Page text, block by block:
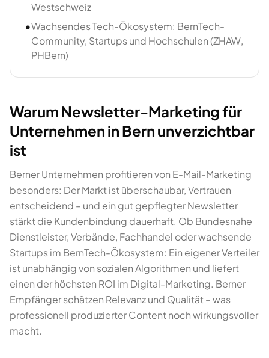
Westschweiz
•Wachsendes Tech-Ökosystem: BernTech-
Community, Startups und Hochschulen (ZHAW,
PHBern)
Warum Newsletter-Marketing für
Unternehmen in Bern unverzichtbar
ist
Berner Unternehmen profitieren von E-Mail-Marketing
besonders: Der Markt ist überschaubar, Vertrauen
entscheidend – und ein gut gepflegter Newsletter
stärkt die Kundenbindung dauerhaft. Ob Bundesnahe
Dienstleister, Verbände, Fachhandel oder wachsende
Startups im BernTech-Ökosystem: Ein eigener Verteiler
ist unabhängig von sozialen Algorithmen und liefert
einen der höchsten ROI im Digital-Marketing. Berner
Empfänger schätzen Relevanz und Qualität – was
professionell produzierter Content noch wirkungsvoller
macht.